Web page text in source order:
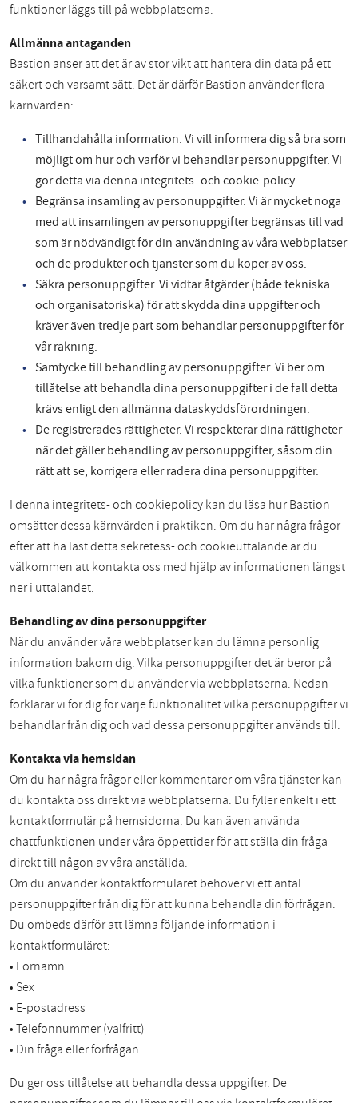
funktioner läggs till på webbplatserna.
Allmänna antaganden
Bastion anser att det är av stor vikt att hantera din data på ett
säkert och varsamt sätt. Det är därför Bastion använder flera
kärnvärden:
Tillhandahålla information. Vi vill informera dig så bra som
möjligt om hur och varför vi behandlar personuppgifter. Vi
gör detta via denna integritets- och cookie-policy.
Begränsa insamling av personuppgifter. Vi är mycket noga
med att insamlingen av personuppgifter begränsas till vad
som är nödvändigt för din användning av våra webbplatser
och de produkter och tjänster som du köper av oss.
Säkra personuppgifter. Vi vidtar åtgärder (både tekniska
och organisatoriska) för att skydda dina uppgifter och
kräver även tredje part som behandlar personuppgifter för
vår räkning.
Samtycke till behandling av personuppgifter. Vi ber om
tillåtelse att behandla dina personuppgifter i de fall detta
krävs enligt den allmänna dataskyddsförordningen.
De registrerades rättigheter. Vi respekterar dina rättigheter
när det gäller behandling av personuppgifter, såsom din
rätt att se, korrigera eller radera dina personuppgifter.
I denna integritets- och cookiepolicy kan du läsa hur Bastion
omsätter dessa kärnvärden i praktiken. Om du har några frågor
efter att ha läst detta sekretess- och cookieuttalande är du
välkommen att kontakta oss med hjälp av informationen längst
ner i uttalandet.
Behandling av dina personuppgifter
När du använder våra webbplatser kan du lämna personlig
information bakom dig. Vilka personuppgifter det är beror på
vilka funktioner som du använder via webbplatserna. Nedan
förklarar vi för dig för varje funktionalitet vilka personuppgifter vi
behandlar från dig och vad dessa personuppgifter används till.
Kontakta via hemsidan
Om du har några frågor eller kommentarer om våra tjänster kan
du kontakta oss direkt via webbplatserna. Du fyller enkelt i ett
kontaktformulär på hemsidorna. Du kan även använda
chattfunktionen under våra öppettider för att ställa din fråga
direkt till någon av våra anställda.
Om du använder kontaktformuläret behöver vi ett antal
personuppgifter från dig för att kunna behandla din förfrågan.
Du ombeds därför att lämna följande information i
kontaktformuläret:
• Förnamn
• Sex
• E-postadress
• Telefonnummer (valfritt)
• Din fråga eller förfrågan
Du ger oss tillåtelse att behandla dessa uppgifter. De